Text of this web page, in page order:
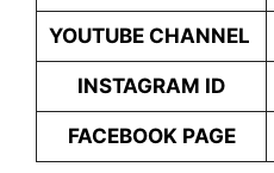
YOUTUBE CHANNEL
INSTAGRAM ID
FACEBOOK PAGE